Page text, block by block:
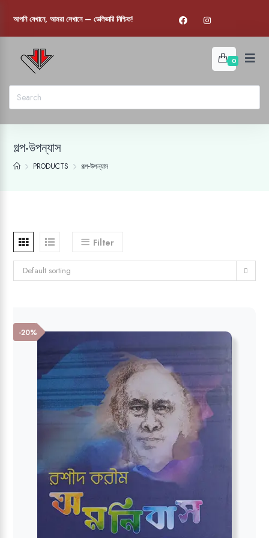
আপনি যেখানে, আমরা সেখানে — ডেলিভারি নিশ্চিত!
0
গল্প-উপন্যাস
PRODUCTS গল্প-উপন্যাস
Filter
Default sorting
-20%